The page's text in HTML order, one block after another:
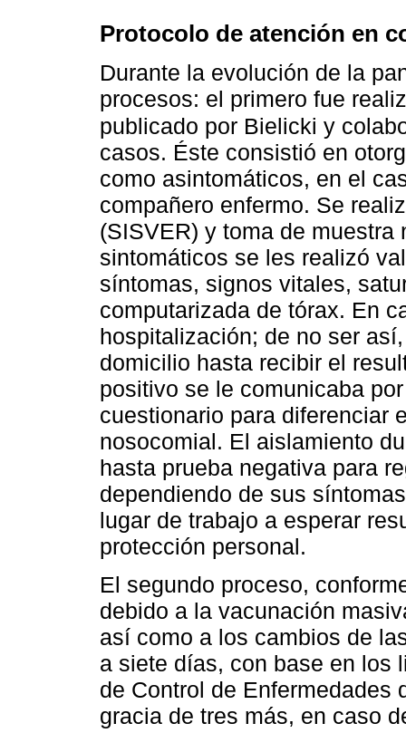
Protocolo de atención en
Durante la evolución de la
procesos: el primero fue
publicado por Bielicki y
casos. Éste consistió en
como asintomáticos, en el
compañero enfermo. Se
(SISVER) y toma de muestra
sintomáticos se les realizó
síntomas, signos vitales,
computarizada de tórax. En
hospitalización; de no ser
domicilio hasta recibir el
positivo se le comunicaba
cuestionario para diferenciar
nosocomial. El aislamiento
hasta prueba negativa para
dependiendo de sus
lugar de trabajo a esperar
protección personal.
El segundo proceso,
debido a la vacunación
así como a los cambios de
a siete días, con base en los
de Control de Enfermedades
gracia de tres más, en caso